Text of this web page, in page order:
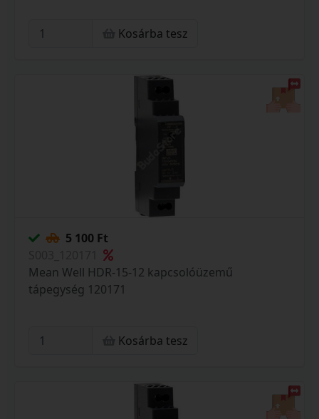
Kosárba tesz
5 100 Ft
Mean Well HDR-15-12 kapcsolóüzemű
tápegység 120171
Kosárba tesz